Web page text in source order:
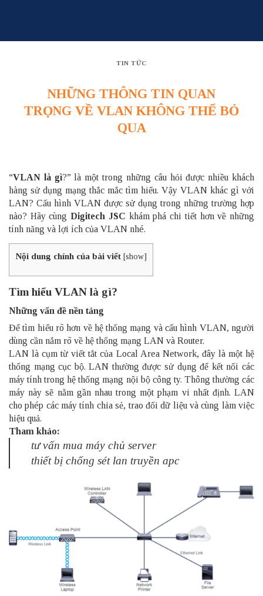
TIN TỨC
NHỮNG THÔNG TIN QUAN
TRỌNG VỀ VLAN KHÔNG THỂ BỎ
QUA
“VLAN là gì?” là một trong những câu hỏi được nhiều khách
hàng sử dụng mạng thắc mắc tìm hiểu. Vậy VLAN khác gì với
LAN? Cấu hình VLAN được sử dụng trong những trường hợp
nào? Hãy cùngDigitech JSC khám phá chi tiết hơn về những
tính năng và lợi ích của VLAN nhé.
Nội dung chính của bài viết [show]
Tìm hiểu VLAN là gì?
Những vấn đề nền tảng
Để tìm hiểu rõ hơn về hệ thống mạng và cấu hình VLAN, người
dùng cần nắm rõ về hệ thống mạng LAN và Router.
LAN là cụm từ viết tắt của Local Area Network, đây là một hệ
thống mạng cục bộ. LAN thường được sử dụng để kết nối các
máy tính trong hệ thống mạng nội bộ công ty. Thông thường các
máy này sẽ nằm gần nhau trong một phạm vi nhất định. LAN
cho phép các máy tính chia sẻ, trao đổi dữ liệu và cùng làm việc
hiệu quả.
Tham khảo:
tư vấn mua máy chủ server
thiết bị chống sét lan truyền apc